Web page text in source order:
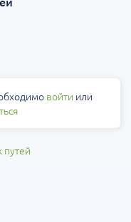
войти или